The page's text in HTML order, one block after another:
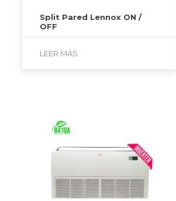
Split Pared Lennox ON /
OFF
LEER MÁS